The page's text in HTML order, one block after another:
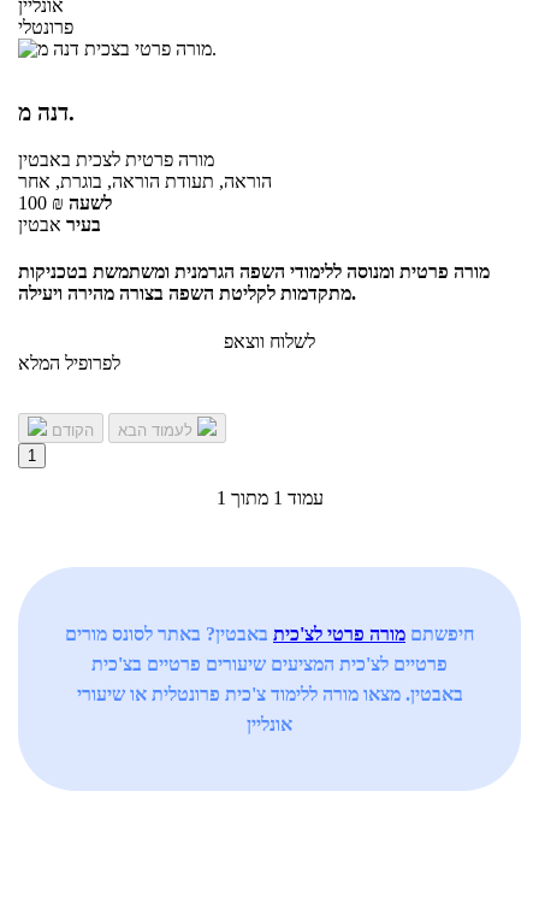
אונליין
פרונטלי
דנה מ.
מורה פרטית לצכית באבטין
הוראה, תעודת הוראה, בוגרת, אחר
100 ₪ לשעה
בעיר אבטין
מורה פרטית ומנוסה ללימודי השפה הגרמנית ומשתמשת בטכניקות
מתקדמות לקליטת השפה בצורה מהירה ויעילה.
לשלוח ווצאפ
לפרופיל המלא
הקודם
1
עמוד 1 מתוך 1
חיפשתם מורה פרטי לצ'כית באבטין? באתר לסונס מורים
פרטיים לצ'כית המציעים שיעורים פרטיים בצ'כית
באבטין. מצאו מורה ללימוד צ'כית פרונטלית או שיעורי
אונליין